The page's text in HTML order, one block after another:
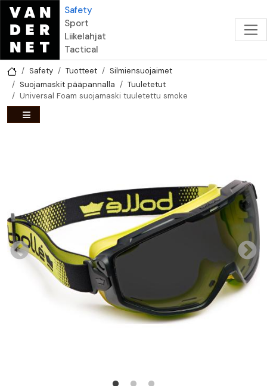
Hyppää pääsisältöön
Safety
Sport
Liikelahjat
Tactical
Safety Tuotteet
Silmiensuojaimet
Suojamaskit pääpannalla
Tuuletetut
Universal Foam suojamaski tuuletettu smoke